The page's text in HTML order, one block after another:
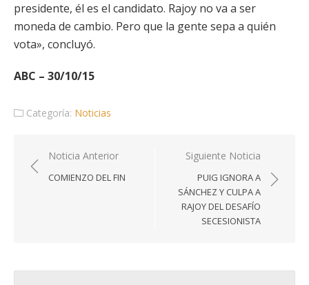
presidente, él es el candidato. Rajoy no va a ser
moneda de cambio. Pero que la gente sepa a quién
vota», concluyó.
ABC – 30/10/15
Categoría: Noticias
Navegación
de
Noticia Anterior
COMIENZO DEL FIN
Siguiente Noticia
PUIG IGNORA A
SÁNCHEZ Y CULPA A
RAJOY DEL DESAFÍO
SECESIONISTA